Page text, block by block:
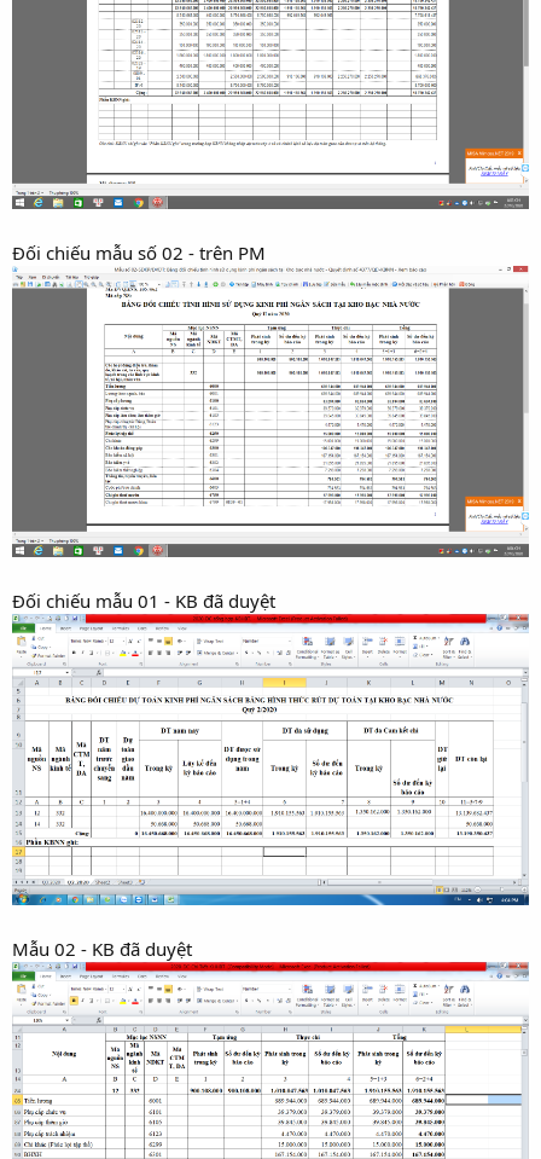
Đối chiếu mẫu số 02 - trên PM
Đối chiếu mẫu 01 - KB đã duyệt
Mẫu 02 - KB đã duyệt